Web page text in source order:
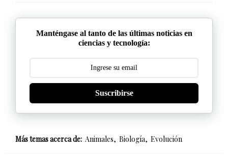
Manténgase al tanto de las últimas noticias en
ciencias y tecnología:
Suscribirse
Más temas acerca de: Animales Biología Evolución